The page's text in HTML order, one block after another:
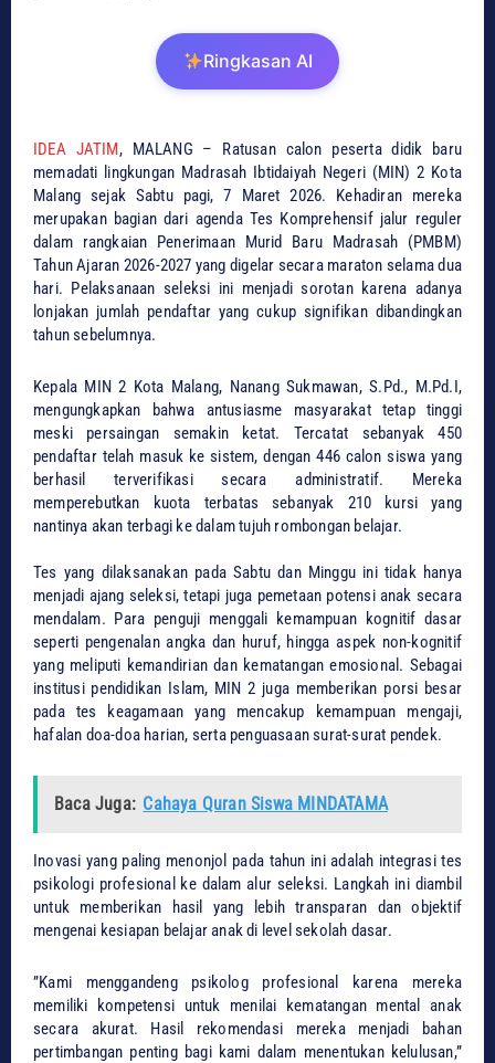
Ringkasan AI
IDEA JATIM, ​MALANG – Ratusan calon peserta didik baru
memadati lingkungan Madrasah Ibtidaiyah Negeri (MIN) 2 Kota
Malang sejak Sabtu pagi, 7 Maret 2026. Kehadiran mereka
merupakan bagian dari agenda Tes Komprehensif jalur reguler
dalam rangkaian Penerimaan Murid Baru Madrasah (PMBM)
Tahun Ajaran 2026-2027 yang digelar secara maraton selama dua
hari. Pelaksanaan seleksi ini menjadi sorotan karena adanya
lonjakan jumlah pendaftar yang cukup signifikan dibandingkan
tahun sebelumnya.
​Kepala MIN 2 Kota Malang, Nanang Sukmawan, S.Pd., M.Pd.I,
mengungkapkan bahwa antusiasme masyarakat tetap tinggi
meski persaingan semakin ketat. Tercatat sebanyak 450
pendaftar telah masuk ke sistem, dengan 446 calon siswa yang
berhasil terverifikasi secara administratif. Mereka
memperebutkan kuota terbatas sebanyak 210 kursi yang
nantinya akan terbagi ke dalam tujuh rombongan belajar.
​Tes yang dilaksanakan pada Sabtu dan Minggu ini tidak hanya
menjadi ajang seleksi, tetapi juga pemetaan potensi anak secara
mendalam. Para penguji menggali kemampuan kognitif dasar
seperti pengenalan angka dan huruf, hingga aspek non-kognitif
yang meliputi kemandirian dan kematangan emosional. Sebagai
institusi pendidikan Islam, MIN 2 juga memberikan porsi besar
pada tes keagamaan yang mencakup kemampuan mengaji,
hafalan doa-doa harian, serta penguasaan surat-surat pendek.
Baca Juga: Cahaya Quran Siswa MINDATAMA
​Inovasi yang paling menonjol pada tahun ini adalah integrasi tes
psikologi profesional ke dalam alur seleksi. Langkah ini diambil
untuk memberikan hasil yang lebih transparan dan objektif
mengenai kesiapan belajar anak di level sekolah dasar.
​”Kami menggandeng psikolog profesional karena mereka
memiliki kompetensi untuk menilai kematangan mental anak
secara akurat. Hasil rekomendasi mereka menjadi bahan
pertimbangan penting bagi kami dalam menentukan kelulusan,”